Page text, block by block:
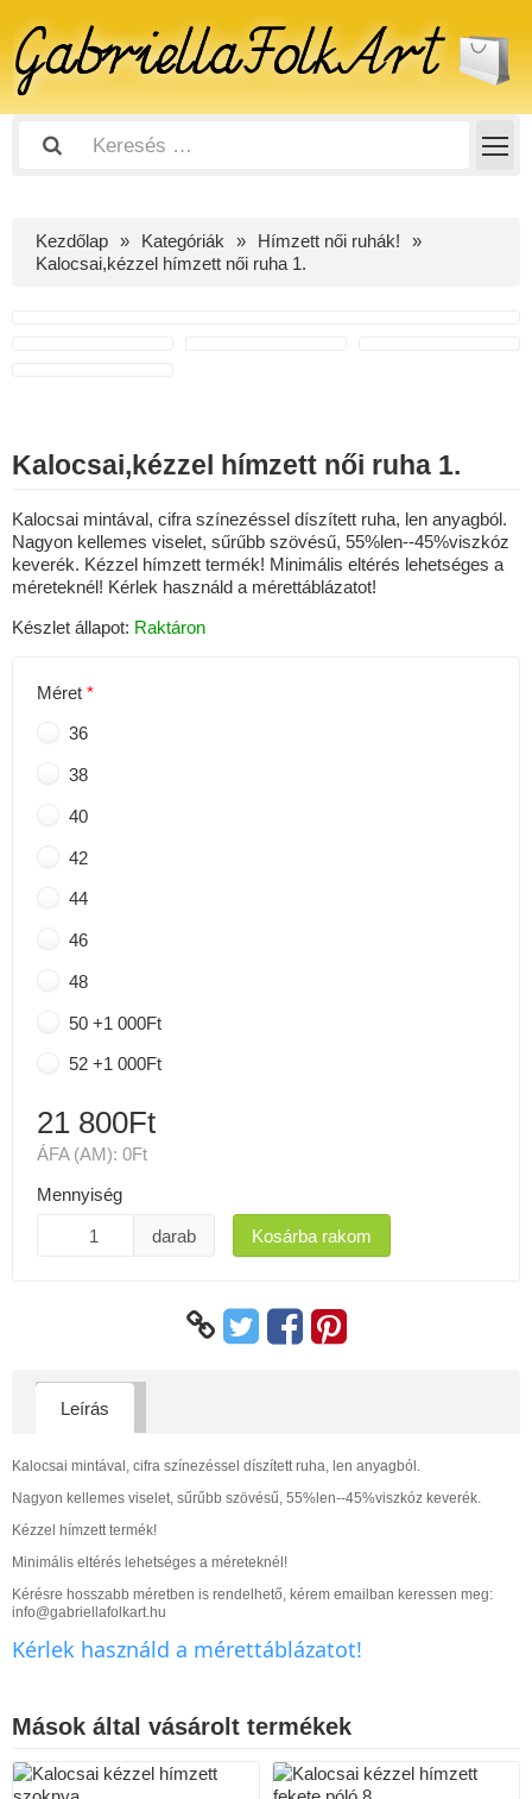
Kezdőlap Kategóriák
Hímzett női ruhák!
Kalocsai,kézzel hímzett női ruha 1.
Kalocsai,kézzel hímzett női ruha 1.
Kalocsai mintával, cifra színezéssel díszített ruha, len anyagból.
Nagyon kellemes viselet, sűrűbb szövésű, 55%len--45%viszkóz
keverék. Kézzel hímzett termék! Minimális eltérés lehetséges a
méreteknél! Kérlek használd a mérettáblázatot!
Készlet állapot: Raktáron
Méret
36
38
40
42
44
46
48
50 +1 000Ft
52 +1 000Ft
21 800Ft
ÁFA (AM): 0Ft
Mennyiség
darab Kosárba rakom
Leírás
Kalocsai mintával, cifra színezéssel díszített ruha, len anyagból.
Nagyon kellemes viselet, sűrűbb szövésű, 55%len--45%viszkóz keverék.
Kézzel hímzett termék!
Minimális eltérés lehetséges a méreteknél!
Kérésre hosszabb méretben is rendelhető, kérem emailban keressen meg:
info@gabriellafolkart.hu
Kérlek használd a mérettáblázatot!
Mások által vásárolt termékek